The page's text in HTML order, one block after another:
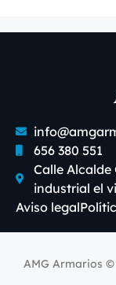
656 380 551
Calle Alcalde
industrial el
Aviso legal
AMG Armarios